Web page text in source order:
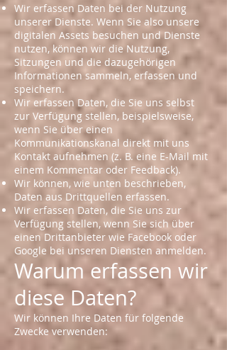
Wir erfassen Daten bei der Nutzung
unserer Dienste. Wenn Sie also unsere
digitalen Assets besuchen und Dienste
nutzen, können wir die Nutzung,
Sitzungen und die dazugehörigen
Informationen sammeln, erfassen und
speichern.
Wir erfassen Daten, die Sie uns selbst
zur Verfügung stellen, beispielsweise,
wenn Sie über einen
Kommunikationskanal direkt mit uns
Kontakt aufnehmen (z. B. eine E-Mail mit
einem Kommentar oder Feedback).
Wir können, wie unten beschrieben,
Daten aus Drittquellen erfassen.
Wir erfassen Daten, die Sie uns zur
Verfügung stellen, wenn Sie sich über
einen Drittanbieter wie Facebook oder
Google bei unseren Diensten anmelden.
Warum erfassen wir
diese Daten?
Wir können Ihre Daten für folgende
Zwecke verwenden: